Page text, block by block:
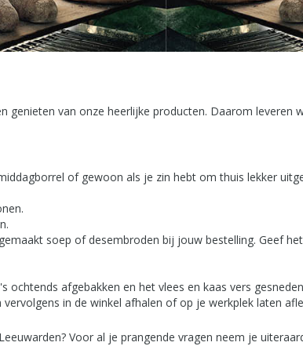
van onze heerlijke producten. Daarom leveren
of gewoon als je zin hebt om thuis lekker
soep of desembroden bij jouw bestelling. Geef
afgebakken en het vlees en kaas vers
in de winkel afhalen of op je werkplek laten
Voor al je prangende vragen neem je